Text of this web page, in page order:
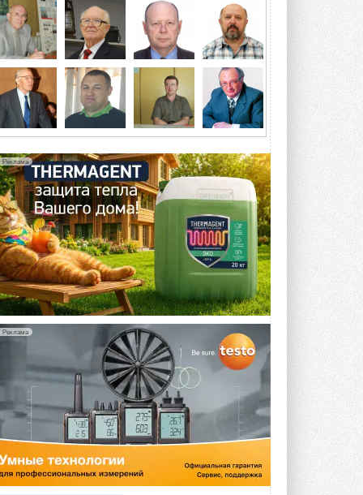
Гибридный тепловой насос PV/T
с одним общим испарителем
Исследователи предложили
конструкцию двухисточникового ...
5 АВГУСТА 2026
21-й ежегодный форум
«ЦОД-2026»
отеле Radisson Slavyanskaya. Форум
посетит более двух тысяч участников ...
5 АВГУСТА 2026
Китайская Shenling представила
линейку тепловых насосов
«воздух-вода» на R290
Серия ThermaX R290 All-In-One
включает три модели ...
4 АВГУСТА 2026
Тепловые насосы в связке с
солнечной генерацией и
накопителем снижают
потребление на 60%
Исследователи из Италии установили ...
4 АВГУСТА 2026
«РУСКЛИМАТ Fest 2026» в Уфе
собрал свыше 700 профи
климатической отрасли
Организатором выступил торгово-
производственный холдинг ...
3 АВГУСТА 2026
Реклама
Реклама